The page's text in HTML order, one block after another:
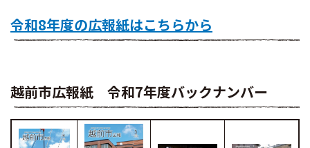
令和8年度の広報紙はこちらから
越前市広報紙 令和7年度バックナンバー